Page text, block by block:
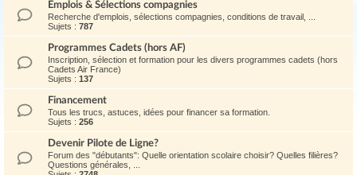
Emplois & Sélections compagnies
Recherche d'emplois, sélections compagnies, conditions de travail, ...
Sujets : 787
Programmes Cadets (hors AF)
Inscription, sélection et formation pour les divers programmes cadets (hors
Cadets Air France)
Sujets : 137
Financement
Tous les trucs, astuces, idées pour financer sa formation.
Sujets : 256
Devenir Pilote de Ligne?
Forum des "débutants": Quelle orientation scolaire choisir? Quelles filières?
Questions générales, ...